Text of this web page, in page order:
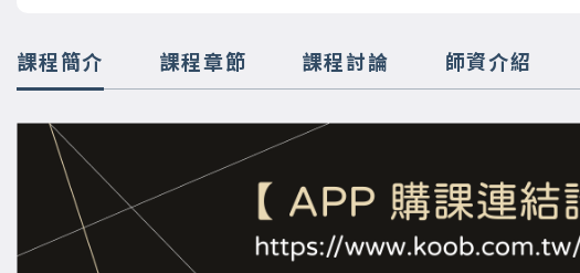
課程簡介 課程章節 課程討論 師資介紹